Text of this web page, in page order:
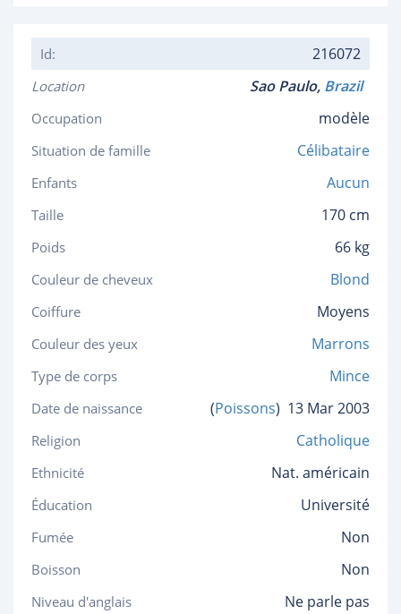
Id: 216072
Location Sao Paulo, Brazil
Occupation modèle
Situation de famille Célibataire
Enfants Aucun
Taille 170 cm
Poids 66 kg
Couleur de cheveux Blond
Coiffure Moyens
Couleur des yeux Marrons
Type de corps Mince
Date de naissance (Poissons) 13 Mar 2003
Religion Catholique
Ethnicité Nat. américain
Éducation Université
Fumée Non
Boisson Non
Niveau d'anglais Ne parle pas